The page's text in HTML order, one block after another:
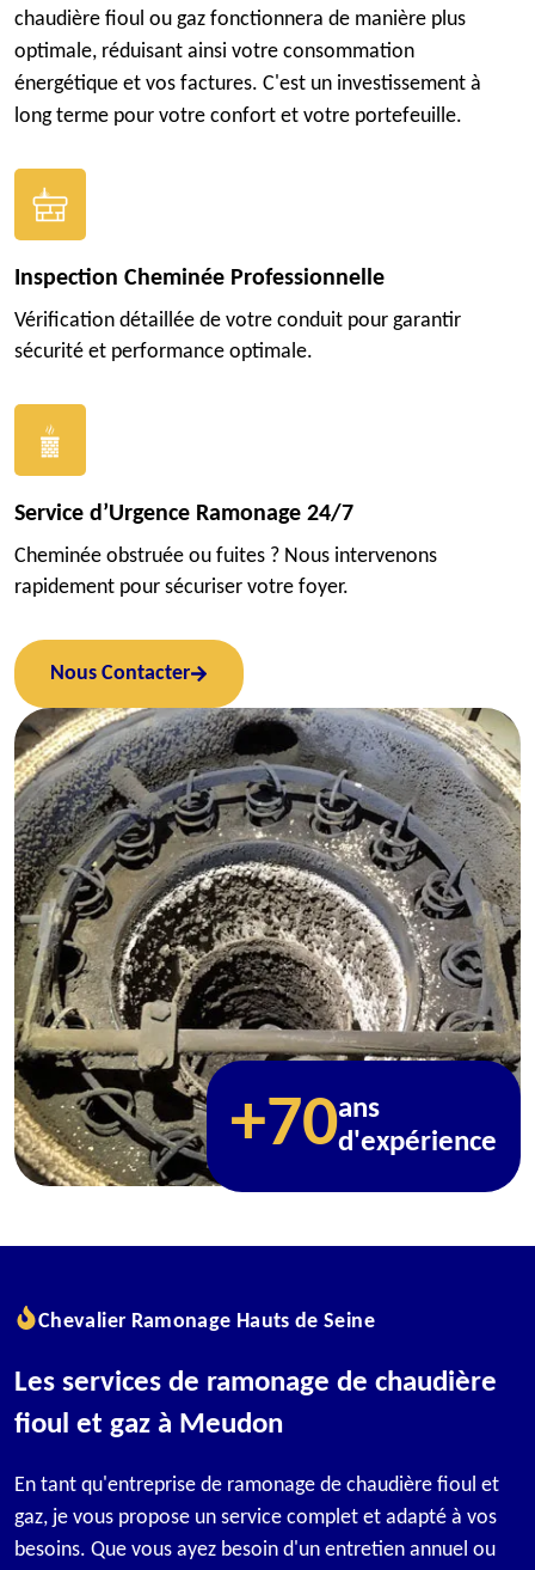
chaudière fioul ou gaz fonctionnera de manière plus
optimale, réduisant ainsi votre consommation
énergétique et vos factures. C'est un investissement à
long terme pour votre confort et votre portefeuille.
Inspection Cheminée Professionnelle
Vérification détaillée de votre conduit pour garantir
sécurité et performance optimale.
Service d’Urgence Ramonage 24/7
Cheminée obstruée ou fuites ? Nous intervenons
rapidement pour sécuriser votre foyer.
Nous Contacter
+70ans
d'expérience
Chevalier Ramonage Hauts de Seine
Les services de ramonage de chaudière
fioul et gaz à Meudon
En tant qu'entreprise de ramonage de chaudière fioul et
gaz, je vous propose un service complet et adapté à vos
besoins. Que vous ayez besoin d'un entretien annuel ou